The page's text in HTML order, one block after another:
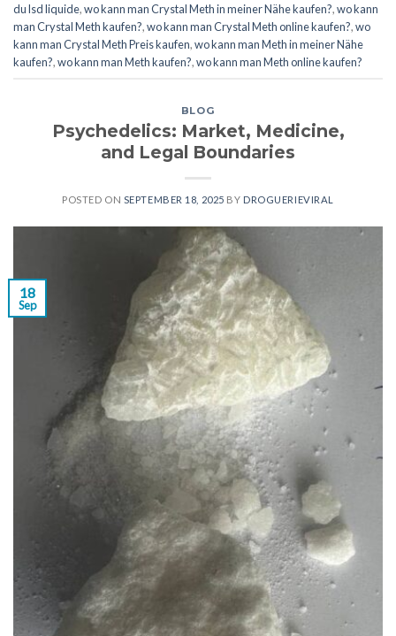
du lsd liquide,wo kann man Crystal Meth in meiner Nähe kaufen?,wo kann
man Crystal Meth kaufen?,wo kann man Crystal Meth online kaufen?,wo
kann man Crystal Meth Preis kaufen,wo kann man Meth in meiner Nähe
kaufen?,wo kann man Meth kaufen?,wo kann man Meth online kaufen?
BLOG
Psychedelics: Market, Medicine,
and Legal Boundaries
POSTED ON SEPTEMBER 18, 2025 BY DROGUERIEVIRAL
18
Sep